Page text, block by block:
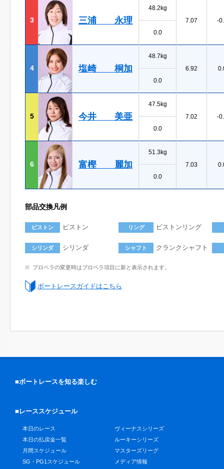
3 三浦 永理
48.2kg
7.07
-
0.0
4 塩崎 桐加
48.7kg
6.92
0.0
5 今井 美亜
47.5kg
7.02
-
0.0
6 富樫 麗加
51.3kg
7.03
0.0
部品交換凡例
ピストン ピストン リング ピストンリング
シリンダ シリンダ シャフト クランクシャフト
プロペラの変更時はプロペラ項目に新と表示されます。
ボートレースガイドはこちら
■ボートレースを知る楽しむ
■レーススケジュール
本日のレース
本日の払戻金一覧
月間スケジュール
SG・PG1スケジュール
ヴィーナスシリーズ
ルーキーシリーズ
マスターズリーグ
メディア情報